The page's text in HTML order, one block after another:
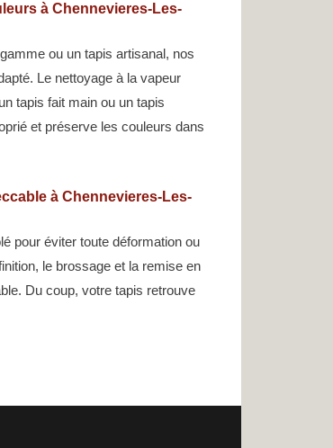
à Chennevieres-Les-
ou un tapis artisanal, nos
Le nettoyage à la vapeur
tapis fait main ou un tapis
et préserve les couleurs dans
à Chennevieres-Les-
pour éviter toute déformation ou
le brossage et la remise en
Du coup, votre tapis retrouve